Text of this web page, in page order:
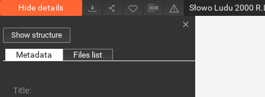
Hide details Słowo Ludu 2000
Show structure
Metadata Files list
Title: